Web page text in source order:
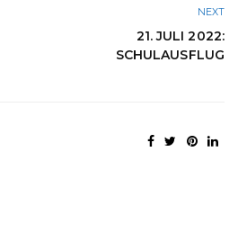
NEXT
21. JULI 2022:
SCHULAUSFLUG